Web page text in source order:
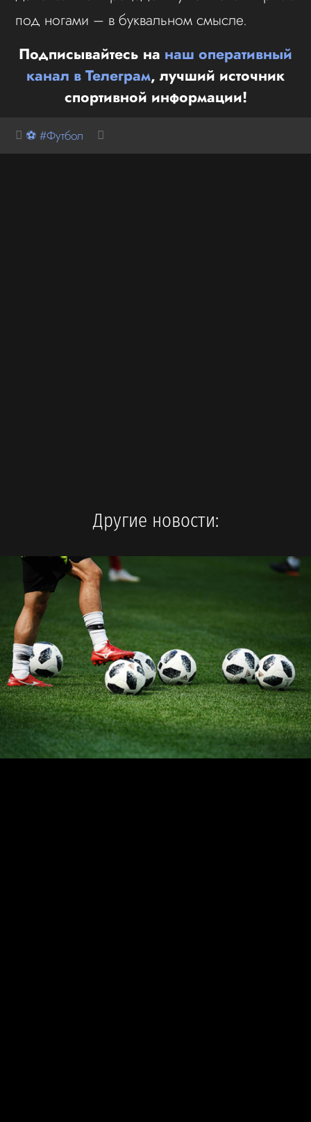
под ногами – в буквальном смысле.
Подписывайтесь на наш оперативный
канал в Телеграм, лучший источник
спортивной информации!
⚽ #Футбол
Другие новости: